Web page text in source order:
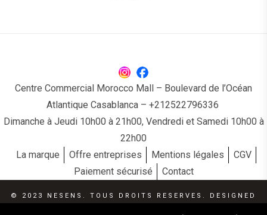
Centre Commercial Morocco Mall – Boulevard de l’Océan
Atlantique Casablanca – +212522796336
Dimanche à Jeudi 10h00 à 21h00, Vendredi et Samedi 10h00 à
22h00
La marque
Offre entreprises Mentions légales
CGV
Paiement sécurisé
Contact
© 2023 NESENS. TOUS DROITS RESERVES. DESIGNED